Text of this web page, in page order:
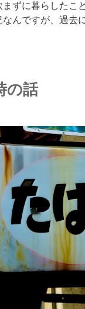
ずに暮らしたこ
んですが、過去
の話